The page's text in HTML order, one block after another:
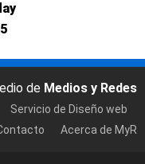
de Medios y Redes
Servicio de Diseño web
Acerca de MyR